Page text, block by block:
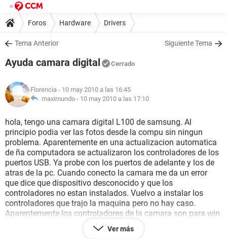
Foros Hardware Drivers
Tema Anterior Siguiente Tema
Ayuda camara digital Cerrado
Florencia - 10 may 2010 a las 16:45
maximundo - 10 may 2010 a las 17:10
hola, tengo una camara digital L100 de samsung. Al
principio podia ver las fotos desde la compu sin ningun
problema. Aparentemente en una actualizacion automatica
de ña computadora se actualizaron los controladores de los
puertos USB. Ya probe con los puertos de adelante y los de
atras de la pc. Cuando conecto la camara me da un error
que dice que dispositivo desconocido y que los
controladores no estan instalados. Vuelvo a instalar los
controladores que trajo la maquina pero no hay caso.
Aparentemente los controladores de la camara son para win
98. Como hago para sacar los nuevos controladores y para
instalar los que corresponden a la camara?Gracias por la
Ver más